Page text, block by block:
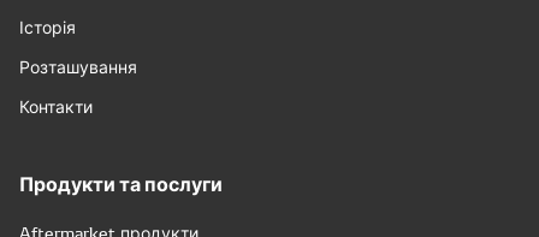
Історія
Розташування
Контакти
Продукти та послуги
Aftermarket продукти